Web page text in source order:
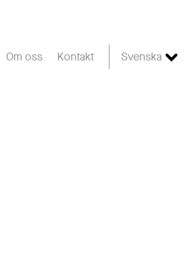
Om oss Kontakt Svenska